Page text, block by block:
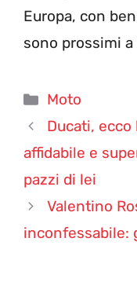
Europa, con
sono prossimi
Categorie
Moto
Ducati,
affidabile e
pazzi di lei
Valentino
inconfessabile: